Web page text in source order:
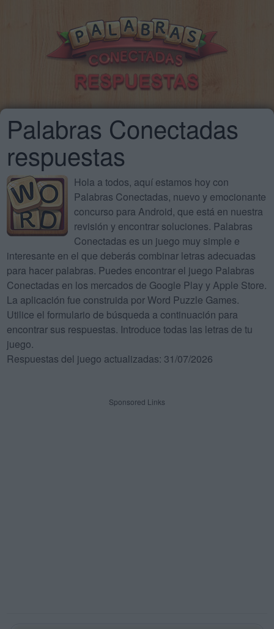
Palabras Conectadas
respuestas
Hola a todos, aquí estamos hoy con
Palabras Conectadas, nuevo y emocionante
concurso para Android, que está en nuestra
revisión y encontrar soluciones. Palabras
Conectadas es un juego muy simple e
interesante en el que deberás combinar letras adecuadas
para hacer palabras. Puedes encontrar el juego Palabras
Conectadas en los mercados de Google Play y Apple Store.
La aplicación fue construida por Word Puzzle Games.
Utilice el formulario de búsqueda a continuación para
encontrar sus respuestas. Introduce todas las letras de tu
juego.
Respuestas del juego actualizadas: 31/07/2026
Sponsored Links